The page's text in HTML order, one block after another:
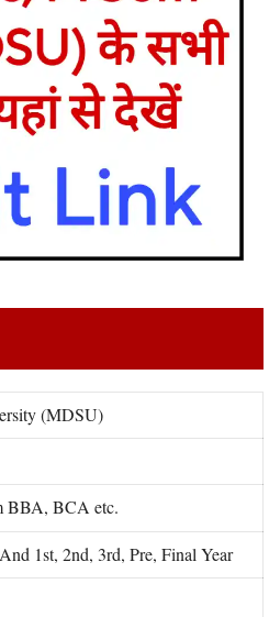
(MDSU)
BBA, BCA etc.
1st, 2nd, 3rd, Pre, Final Year